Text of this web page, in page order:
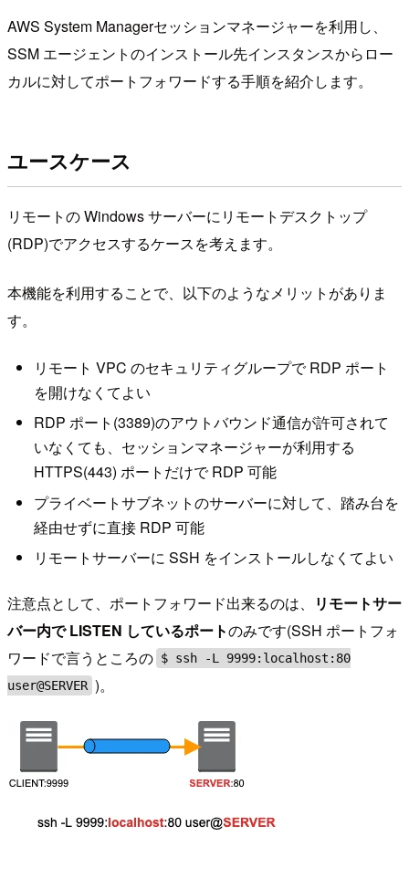
AWS System Managerセッションマネージャーを利用し、
SSM エージェントのインストール先インスタンスからロー
カルに対してポートフォワードする手順を紹介します。
ユースケース
リモートの Windows サーバーにリモートデスクトップ
(RDP)でアクセスするケースを考えます。
本機能を利用することで、以下のようなメリットがありま
す。
リモート VPC のセキュリティグループで RDP ポート
を開けなくてよい
RDP ポート(3389)のアウトバウンド通信が許可されて
いなくても、セッションマネージャーが利用する
HTTPS(443) ポートだけで RDP 可能
プライベートサブネットのサーバーに対して、踏み台を
経由せずに直接 RDP 可能
リモートサーバーに SSH をインストールしなくてよい
注意点として、ポートフォワード出来るのは、
リモートサー
バー内で LISTEN しているポートのみです(SSH ポートフォ
ワードで言うところの $ ssh -L 9999:localhost:80
user@SERVER )。